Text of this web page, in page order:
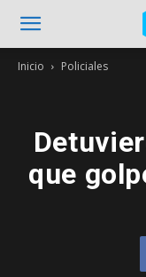
Inicio Policiales
que